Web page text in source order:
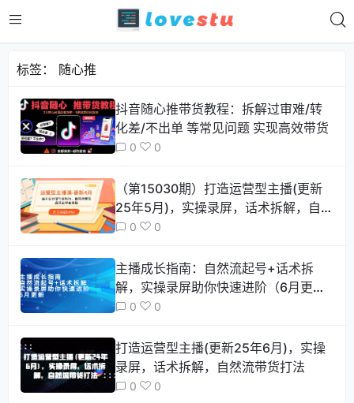
标签： 随心推
抖音随心推带货教程：拆解过审难/转
化差/不出单 等常见问题 实现高效带货
0 0
（第15030期）打造运营型主播(更新
25年5月)，实操录屏，话术拆解，自然
流带货打法
0 0
主播成长指南：自然流起号+话术拆
解，实操录屏助你快速进阶（6月更
新）
0 0
打造运营型主播(更新25年6月)，实操
录屏，话术拆解，自然流带货打法
0 0